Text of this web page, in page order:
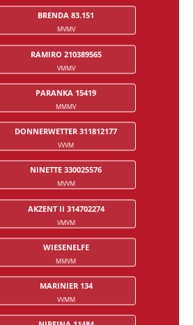
BRENDA 83.151
MVMV
RAMIRO 210389565
VMMV
PARANKA 15419
MMMV
DONNERWETTER 311812177
VVVM
NINETTE 330025576
MVVM
AKZENT II 314702274
VMVM
WIESENELFE
MMVM
MARINIER 134
VVMM